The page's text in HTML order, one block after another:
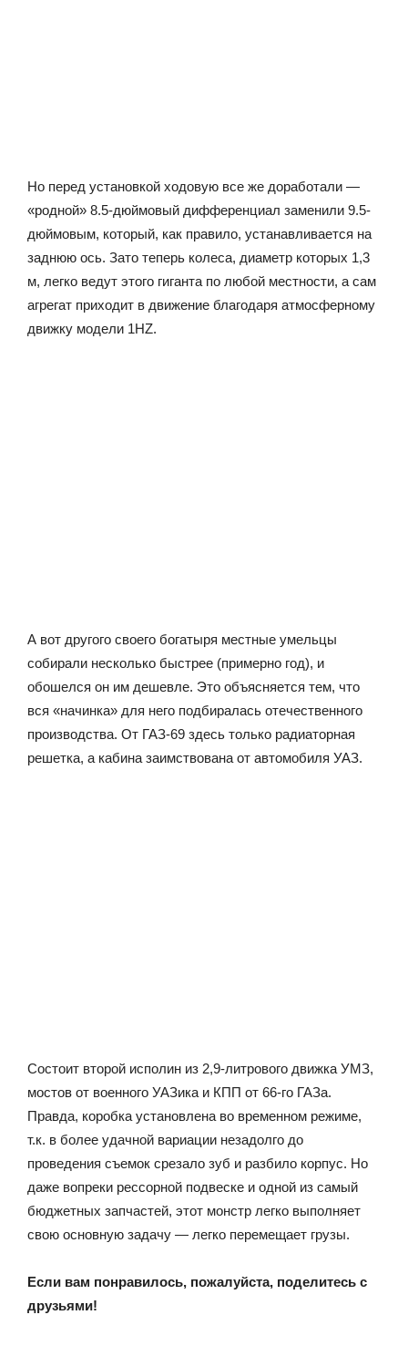
Но перед установкой ходовую все же доработали —
«родной» 8.5-дюймовый дифференциал заменили 9.5-
дюймовым, который, как правило, устанавливается на
заднюю ось. Зато теперь колеса, диаметр которых 1,3
м, легко ведут этого гиганта по любой местности, а сам
агрегат приходит в движение благодаря атмосферному
движку модели 1НZ.
А вот другого своего богатыря местные умельцы
собирали несколько быстрее (примерно год), и
обошелся он им дешевле. Это объясняется тем, что
вся «начинка» для него подбиралась отечественного
производства. От ГАЗ-69 здесь только радиаторная
решетка, а кабина заимствована от автомобиля УАЗ.
Состоит второй исполин из 2,9-литрового движка УМЗ,
мостов от военного УАЗика и КПП от 66-го ГАЗа.
Правда, коробка установлена во временном режиме,
т.к. в более удачной вариации незадолго до
проведения съемок срезало зуб и разбило корпус. Но
даже вопреки рессорной подвеске и одной из самый
бюджетных запчастей, этот монстр легко выполняет
свою основную задачу — легко перемещает грузы.
Если вам понравилось, пожалуйста, поделитесь с
друзьями!